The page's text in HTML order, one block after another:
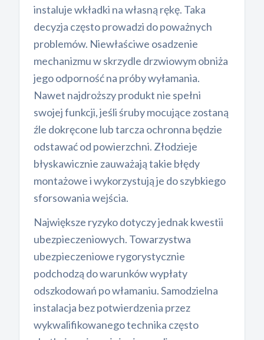
instaluje wkładki na własną rękę. Taka
decyzja często prowadzi do poważnych
problemów. Niewłaściwe osadzenie
mechanizmu w skrzydle drzwiowym obniża
jego odporność na próby wyłamania.
Nawet najdroższy produkt nie spełni
swojej funkcji, jeśli śruby mocujące zostaną
źle dokręcone lub tarcza ochronna będzie
odstawać od powierzchni. Złodzieje
błyskawicznie zauważają takie błędy
montażowe i wykorzystują je do szybkiego
sforsowania wejścia.
Największe ryzyko dotyczy jednak kwestii
ubezpieczeniowych. Towarzystwa
ubezpieczeniowe rygorystycznie
podchodzą do warunków wypłaty
odszkodowań po włamaniu. Samodzielna
instalacja bez potwierdzenia przez
wykwalifikowanego technika często